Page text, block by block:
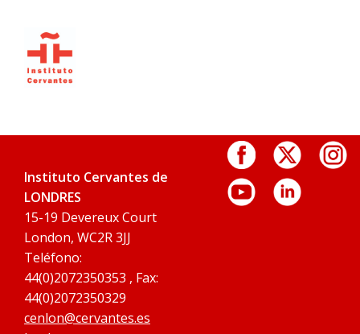
Instituto Cervantes de
LONDRES
15-19 Devereux Court
London, WC2R 3JJ
Teléfono:
44(0)2072350353 , Fax:
44(0)2072350329
cenlon@cervantes.es